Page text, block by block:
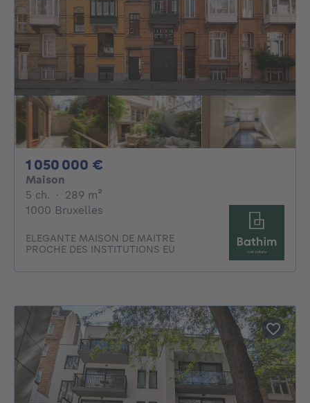
1 050 000 €
Maison
5 ch. 5 chambres
· 289 m²
1000 Bruxelles
ELEGANTE MAISON DE MAITRE
PROCHE DES INSTITUTIONS EU